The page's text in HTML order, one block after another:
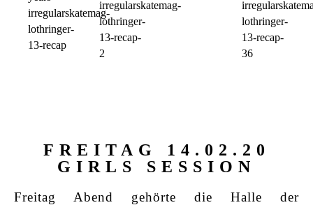
FREITAG 14.02.20
GIRLS SESSION
Freitag Abend gehörte die Halle der